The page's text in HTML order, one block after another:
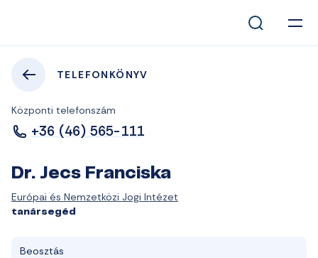
TELEFONKÖNYV
Központi telefonszám
+36 (46) 565-111
Dr. Jecs Franciska
Európai és Nemzetközi Jogi Intézet
tanársegéd
Beosztás